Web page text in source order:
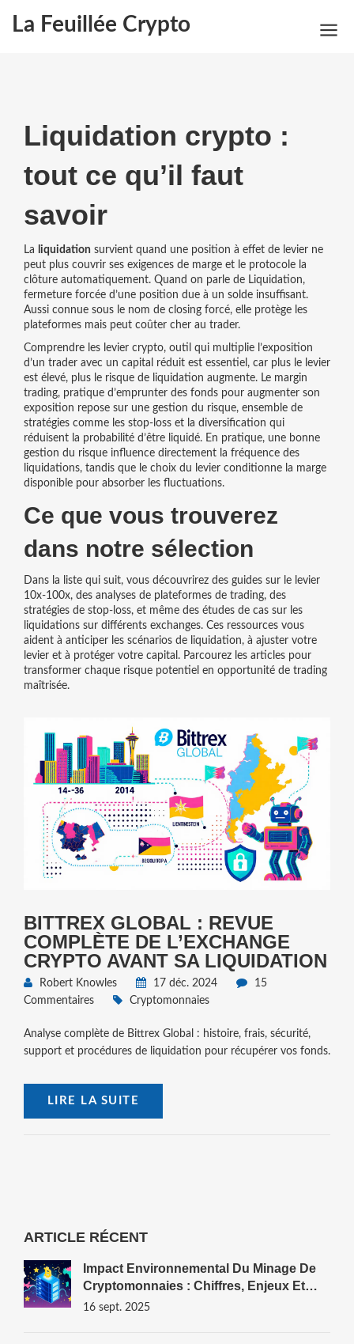
La Feuillée Crypto
Liquidation crypto :
tout ce qu’il faut
savoir
La liquidation survient quand une position à effet de levier ne
peut plus couvrir ses exigences de marge et le protocole la
clôture automatiquement. Quand on parle de Liquidation,
fermeture forcée d’une position due à un solde insuffisant.
Aussi connue sous le nom de closing forcé, elle protège les
plateformes mais peut coûter cher au trader.
Comprendre les levier crypto, outil qui multiplie l’exposition
d’un trader avec un capital réduitest essentiel, car plus le levier
est élevé, plus le risque de liquidation augmente. Le margin
trading, pratique d’emprunter des fonds pour augmenter son
exposition repose sur une gestion du risque, ensemble de
stratégies comme les stop‑loss et la diversification qui
réduisent la probabilité d’être liquidé. En pratique, une bonne
gestion du risque influence directement la fréquence des
liquidations, tandis que le choix du levier conditionne la marge
disponible pour absorber les fluctuations.
Ce que vous trouverez
dans notre sélection
Dans la liste qui suit, vous découvrirez des guides sur le levier
10x‑100x, des analyses de plateformes de trading, des
stratégies de stop‑loss, et même des études de cas sur les
liquidations sur différents exchanges. Ces ressources vous
aident à anticiper les scénarios de liquidation, à ajuster votre
levier et à protéger votre capital. Parcourez les articles pour
transformer chaque risque potentiel en opportunité de trading
maîtrisée.
BITTREX GLOBAL : REVUE
COMPLÈTE DE L’EXCHANGE
CRYPTO AVANT SA LIQUIDATION
Robert Knowles 17 déc. 2024
15
Commentaires
Cryptomonnaies
Analyse complète de Bittrex Global : histoire, frais, sécurité,
support et procédures de liquidation pour récupérer vos fonds.
LIRE LA SUITE
ARTICLE RÉCENT
Impact Environnemental Du Minage De
Cryptomonnaies : Chiffres, Enjeux Et
Solutions
16 sept. 2025